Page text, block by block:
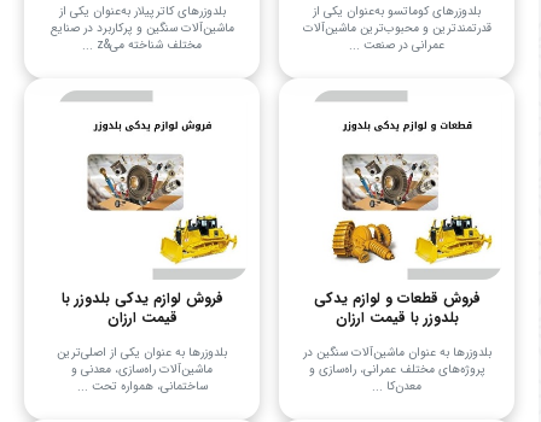
بلدوزرهای کوماتسو به‌عنوان یکی از
قدرتمندترین و محبوب‌ترین ماشین‌آلات
عمرانی در صنعت ...
بلدوزرهای کاترپیلار به‌عنوان یکی از
ماشین‌آلات سنگین و پرکاربرد در صنایع
مختلف شناخته می&z ...
فروش قطعات و لوازم یدکی
بلدوزر با قیمت ارزان
بلدوزرها به عنوان ماشین‌آلات سنگین در
پروژه‌های مختلف عمرانی، راه‌سازی و
معدن‌کا ...
فروش لوازم یدکی بلدوزر با
قیمت ارزان
بلدوزرها به عنوان یکی از اصلی‌ترین
ماشین‌آلات راه‌سازی، معدنی و
ساختمانی، همواره تحت ...